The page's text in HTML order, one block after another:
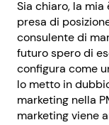
Sia chiaro, la mia
presa di
consulente di
futuro spero di
configura come
lo metto in
marketing nella
marketing viene